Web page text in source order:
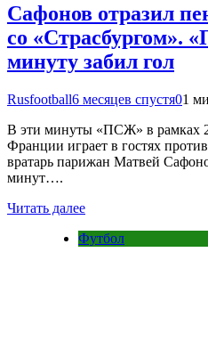
Сафонов отразил
со «Страсбургом».
минуту забил гол
Rusfootball6 месяцев спустя01
В эти минуты «ПСЖ» в рамках
Франции играет в гостях
вратарь парижан Матвей
минут….
Читать далее
Футбол